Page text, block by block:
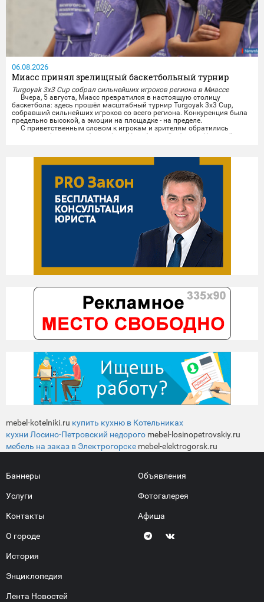
06.08.2026
Миасс принял зрелищный баскетбольный турнир
Turgoyak 3x3 Cup собрал сильнейших игроков региона в Миассе
Вчера, 5 августа, Миасс превратился в настоящую столицу
баскетбола: здесь прошёл масштабный турнир Turgoyak 3x3 Cup,
собравший сильнейших игроков со всего региона. Конкуренция была
предельно высокой, а эмоции на площадке - на пределе.
С приветственным словом к игрокам и зрителям обратились
президент федерации баскетбола Челябинской области Николай
mebel-kotelniki.ru купить кухню в Котельниках
кухни Лосино-Петровский недорого mebel-losinopetrovskiy.ru
мебель на заказ в Электрогорске mebel-elektrogorsk.ru
Баннеры
Услуги
Контакты
О городе
История
Энциклопедия
Лента Новостей
Объявления
Фотогалерея
Афиша